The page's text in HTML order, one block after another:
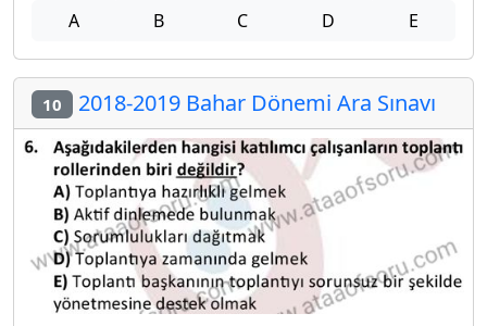
A B C D E
10 2018-2019 Bahar Dönemi Ara Sınavı